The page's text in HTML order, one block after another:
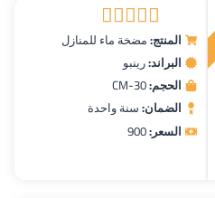
تم التقييم
5.00من 5
المنتج:مضخة ماء للمنازل
البراند:رينبو
الحجم:CM-30
الضمان:سنة واحدة
السعر:900